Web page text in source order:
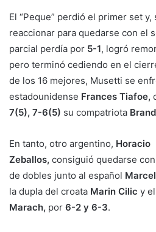
El “Peque” perdió el primer set y,
reaccionar para quedarse con el
parcial perdía por 5-1, logró
pero terminó cediendo en el
de los 16 mejores, Musetti se
estadounidense Frances Tiafoe,
7(5), 7-6(5) su compatriota
En tanto, otro argentino, Horacio
Zeballos, consiguió quedarse
de dobles junto al español
la dupla del croata Marin Cilic y
Marach, por 6-2 y 6-3.